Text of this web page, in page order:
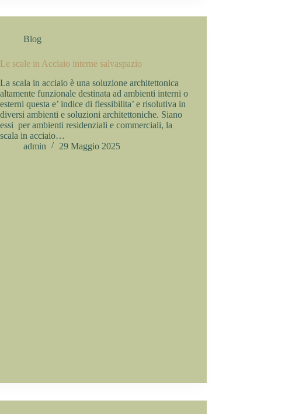
Blog
Le scale in Acciaio interne salvaspazio
La scala in acciaio è una soluzione architettonica
altamente funzionale destinata ad ambienti interni o
esterni questa e’ indice di flessibilita’ e risolutiva in
diversi ambienti e soluzioni architettoniche. Siano
essi per ambienti residenziali e commerciali, la
scala in acciaio…
admin
29 Maggio 2025